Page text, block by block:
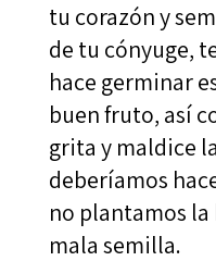
tu corazón y
de tu cónyuge,
hace germinar
buen fruto, así
grita y maldice
deberíamos
no plantamos
mala semilla.